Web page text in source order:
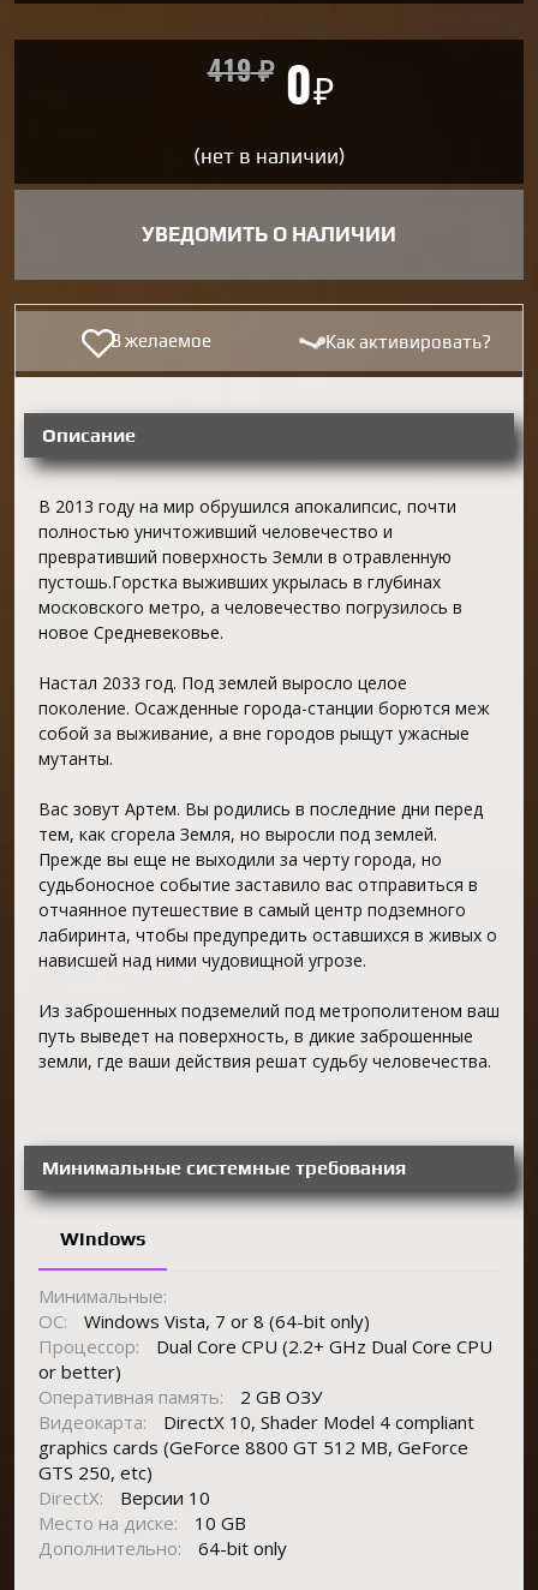
419₽ 0₽
(нет в наличии)
УВЕДОМИТЬ О НАЛИЧИИ
В желаемое Как активировать?
Описание
В 2013 году на мир обрушился апокалипсис, почти
полностью уничтоживший человечество и
превративший поверхность Земли в отравленную
пустошь.Горстка выживших укрылась в глубинах
московского метро, а человечество погрузилось в
новое Средневековье.
Настал 2033 год. Под землей выросло целое
поколение. Осажденные города-станции борются меж
собой за выживание, а вне городов рыщут ужасные
мутанты.
Вас зовут Артем. Вы родились в последние дни перед
тем, как сгорела Земля, но выросли под землей.
Прежде вы еще не выходили за черту города, но
судьбоносное событие заставило вас отправиться в
отчаянное путешествие в самый центр подземного
лабиринта, чтобы предупредить оставшихся в живых о
нависшей над ними чудовищной угрозе.
Из заброшенных подземелий под метрополитеном ваш
путь выведет на поверхность, в дикие заброшенные
земли, где ваши действия решат судьбу человечества.
Минимальные системные требования
Windows
Минимальные:
ОС:
Windows Vista, 7 or 8 (64-bit only)
Процессор:
Dual Core CPU (2.2+ GHz Dual Core CPU
or better)
Оперативная память:
2 GB ОЗУ
Видеокарта:
DirectX 10, Shader Model 4 compliant
graphics cards (GeForce 8800 GT 512 MB, GeForce
GTS 250, etc)
DirectX:
Версии 10
Место на диске:
10 GB
Дополнительно:
64-bit only